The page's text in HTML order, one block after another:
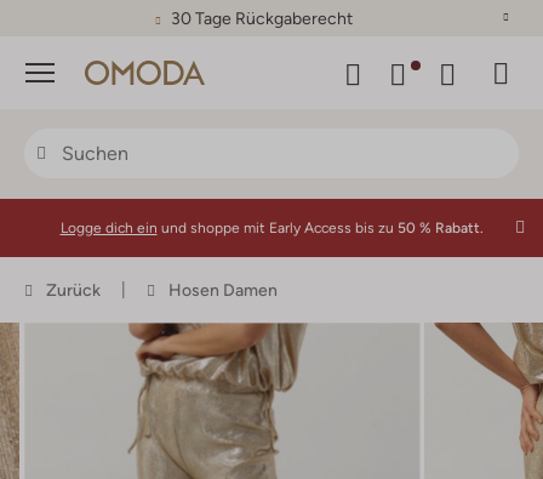
30 Tage Rückgaberecht
Menü
Logge dich ein und shoppe mit Early Access bis zu 50 % Rabatt.
Zurück Hosen Damen